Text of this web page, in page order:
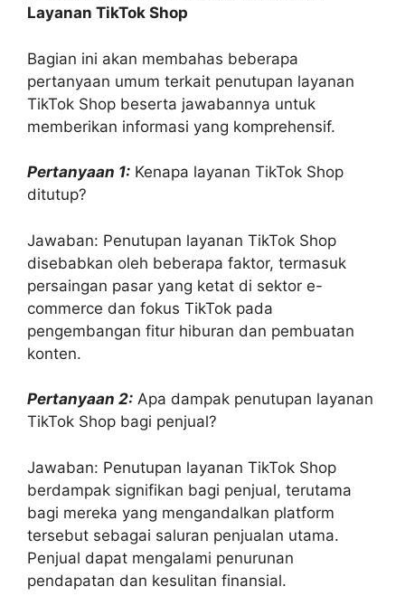
Layanan TikTok Shop
Bagian ini akan membahas beberapa
pertanyaan umum terkait penutupan layanan
TikTok Shop beserta jawabannya untuk
memberikan informasi yang komprehensif.
Pertanyaan 1: Kenapa layanan TikTok Shop
ditutup?
Jawaban: Penutupan layanan TikTok Shop
disebabkan oleh beberapa faktor, termasuk
persaingan pasar yang ketat di sektor e-
commerce dan fokus TikTok pada
pengembangan fitur hiburan dan pembuatan
konten.
Pertanyaan 2: Apa dampak penutupan layanan
TikTok Shop bagi penjual?
Jawaban: Penutupan layanan TikTok Shop
berdampak signifikan bagi penjual, terutama
bagi mereka yang mengandalkan platform
tersebut sebagai saluran penjualan utama.
Penjual dapat mengalami penurunan
pendapatan dan kesulitan finansial.